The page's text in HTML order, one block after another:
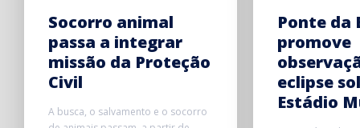
Socorro animal
passa a integrar
missão da Proteção
Civil
A busca, o salvamento e o socorro
Ponte da
promove
eclipse
Estádio